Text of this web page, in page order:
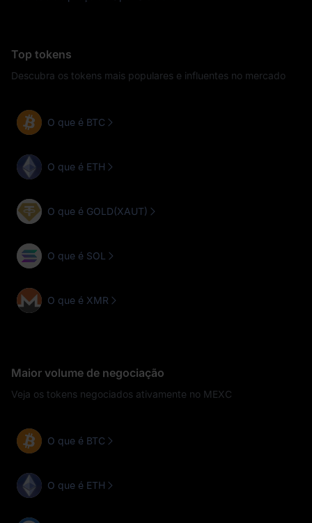
Top tokens
Descubra os tokens mais populares e influentes no mercado
O que é BTC
O que é ETH
O que é GOLD(XAUT)
O que é SOL
O que é XMR
Maior volume de negociação
Veja os tokens negociados ativamente no MEXC
O que é BTC
O que é ETH